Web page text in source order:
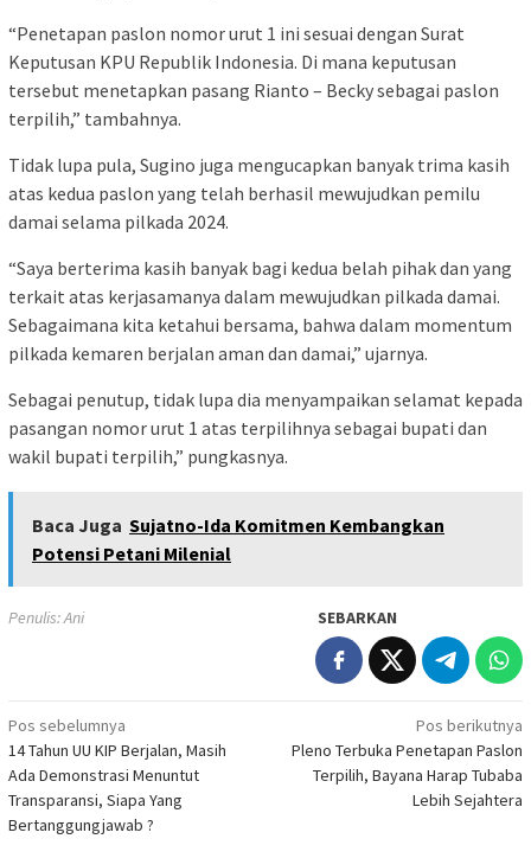
“Penetapan paslon nomor urut 1 ini sesuai dengan Surat
Keputusan KPU Republik Indonesia. Di mana keputusan
tersebut menetapkan pasang Rianto – Becky sebagai paslon
terpilih,” tambahnya.
Tidak lupa pula, Sugino juga mengucapkan banyak trima kasih
atas kedua paslon yang telah berhasil mewujudkan pemilu
damai selama pilkada 2024.
“Saya berterima kasih banyak bagi kedua belah pihak dan yang
terkait atas kerjasamanya dalam mewujudkan pilkada damai.
Sebagaimana kita ketahui bersama, bahwa dalam momentum
pilkada kemaren berjalan aman dan damai,” ujarnya.
Sebagai penutup, tidak lupa dia menyampaikan selamat kepada
pasangan nomor urut 1 atas terpilihnya sebagai bupati dan
wakil bupati terpilih,” pungkasnya.
Baca Juga Sujatno-Ida Komitmen Kembangkan
Potensi Petani Milenial
Penulis: Ani SEBARKAN
Navigasi
pos
Pos sebelumnya
14 Tahun UU KIP Berjalan, Masih
Ada Demonstrasi Menuntut
Transparansi, Siapa Yang
Bertanggungjawab ?
Pos berikutnya
Pleno Terbuka Penetapan Paslon
Terpilih, Bayana Harap Tubaba
Lebih Sejahtera